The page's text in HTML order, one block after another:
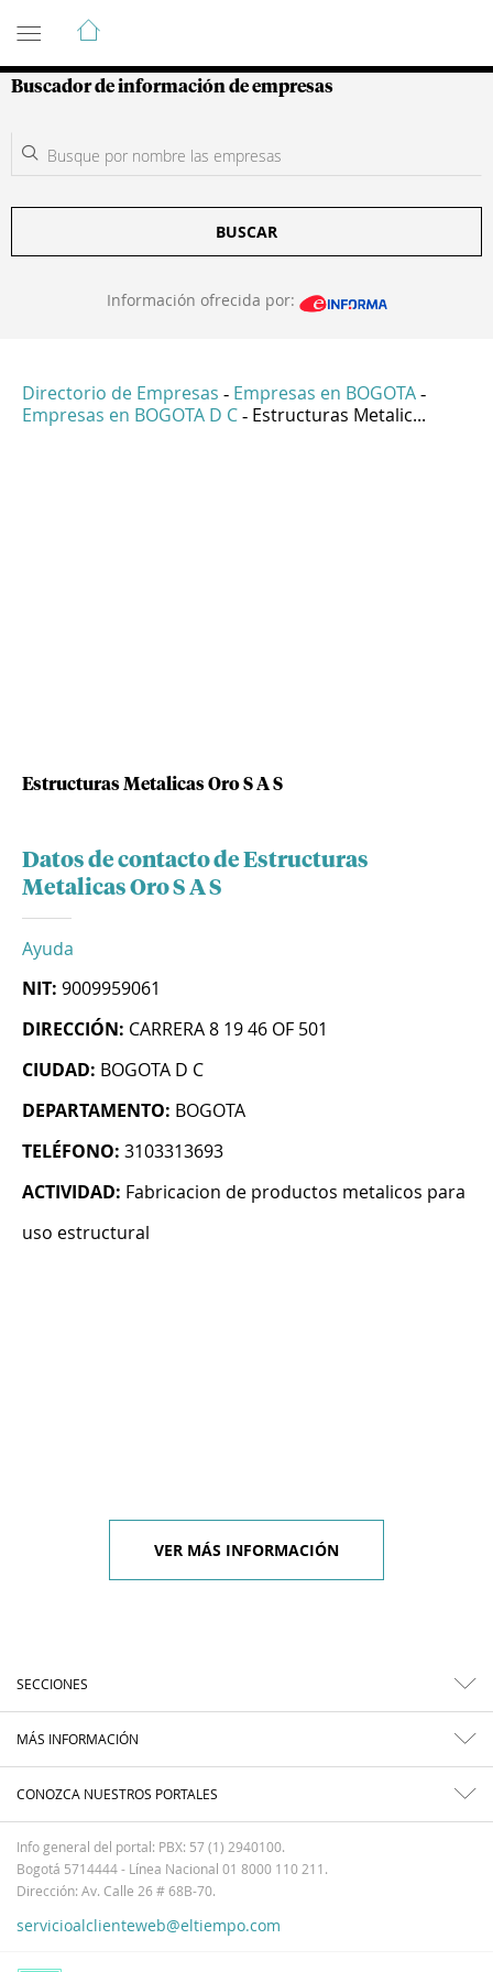
Guía de Empresas Colombianas
Buscador de información de empresas
BUSCAR
Información ofrecida por:
Directorio de Empresas - Empresas en BOGOTA -
Empresas en BOGOTA D C - Estructuras Metalic...
Estructuras Metalicas Oro S A S
Datos de contacto de Estructuras
Metalicas Oro S A S
Ayuda
NIT: 9009959061
DIRECCIÓN: CARRERA 8 19 46 OF 501
CIUDAD: BOGOTA D C
DEPARTAMENTO: BOGOTA
TELÉFONO: 3103313693
ACTIVIDAD: Fabricacion de productos metalicos para
uso estructural
VER MÁS INFORMACIÓN
SECCIONES
MÁS INFORMACIÓN
CONOZCA NUESTROS PORTALES
Info general del portal: PBX: 57 (1) 2940100.
Bogotá 5714444 - Línea Nacional 01 8000 110 211.
Dirección: Av. Calle 26 # 68B-70.
servicioalclienteweb@eltiempo.com